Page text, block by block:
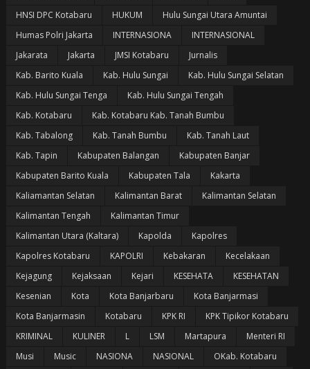
HNSI DPC Kotabaru
HUKUM
Hulu Sungai Utara Amuntai
Humas Polri Jakarta
INTERNASIONA
INTERNASIONAL
Jakarata
Jakarta JMSI Kotabaru
Jurnalis
Kab. Barito Kuala
Kab. Hulu Sungai
Kab. Hulu Sungai Selatan
Kab. Hulu Sungai Tenga
Kab. Hulu Sungai Tengah
Kab. Kotabaru
Kab. Kotabaru Kab. Tanah Bumbu
Kab. Tabalong
Kab. Tanah Bumbu
Kab. Tanah Laut
Kab. Tapin
Kabupaten Balangan
Kabupaten Banjar
Kabupaten Barito Kuala
Kabupaten Tala
Kakarta
Kaliamantan Selatan
Kalimantan Barat
Kalimantan Selatan
Kalimantan Tengah
Kalimantan Timur
Kalimantan Utara (Kaltara)
Kapolda
Kapolres
Kapolres Kotabaru
KAPOLRI Kebakaran
Kecelakaan
Kejagung
Kejaksaan Kejari KESEHATA
KESEHATAN
Kesenian
Kota Kota Banjarbaru
Kota Banjarmasi
Kota Banjarmasin
Kotabaru KPK RI
KPK Tipikor Kotabaru
KRIMINAL
KULINER L LSM Martapura
Menteri RI
Musi
Music NASIONA NASIONAL
OKab. Kotabaru